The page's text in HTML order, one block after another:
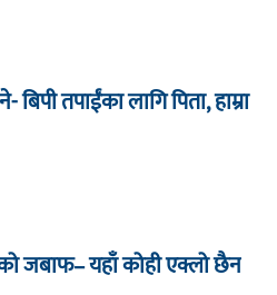
तपाईंका लागि पिता, हाम्रा
जबाफ– यहाँ कोही एक्लो छैन